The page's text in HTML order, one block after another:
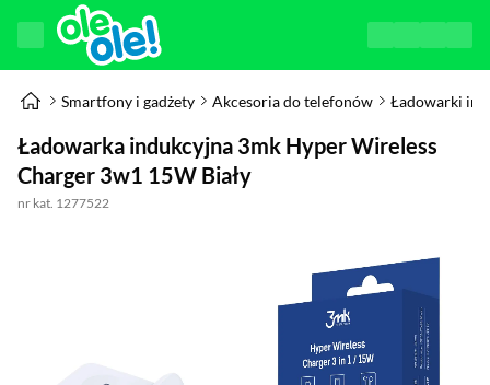
Smartfony i gadżety Akcesoria do telefonów Ładowarki
Ładowarka indukcyjna 3mk Hyper Wireless
Charger 3w1 15W Biały
nr kat. 1277522